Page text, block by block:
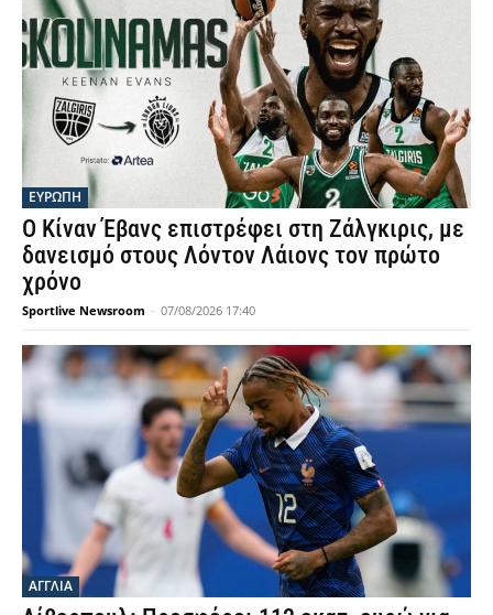
ΕΥΡΩΠΗ
Ο Κίναν Έβανς επιστρέφει στη Ζάλγκιρις, με
δανεισμό στους Λόντον Λάιονς τον πρώτο
χρόνο
Sportlive Newsroom - 07/08/2026 17:40
ΑΓΓΛΙΑ